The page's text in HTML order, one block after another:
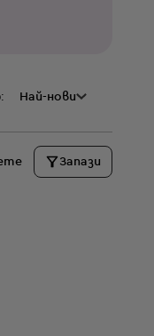
Най-нови
Запази